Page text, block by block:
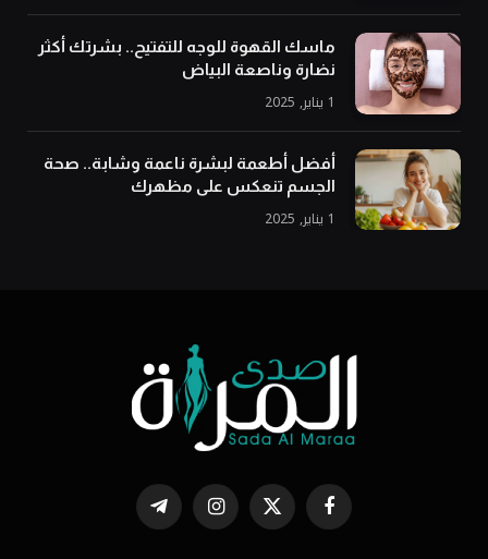
ماسك القهوة للوجه للتفتيح.. بشرتك أكثر
نضارة وناصعة البياض
1 يناير, 2025
أفضل أطعمة لبشرة ناعمة وشابة.. صحة
الجسم تنعكس على مظهرك
1 يناير, 2025
فيسبوك X
الانستغرامتيلقرام